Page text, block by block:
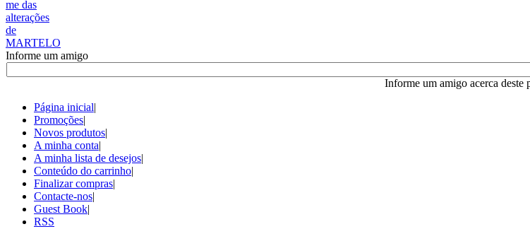
Informe um amigo
Informe um amigo acerca deste
Página inicial|
Promoções|
Novos produtos|
A minha conta|
A minha lista de desejos|
Conteúdo do carrinho|
Finalizar compras|
Contacte-nos|
Guest Book|
RSS